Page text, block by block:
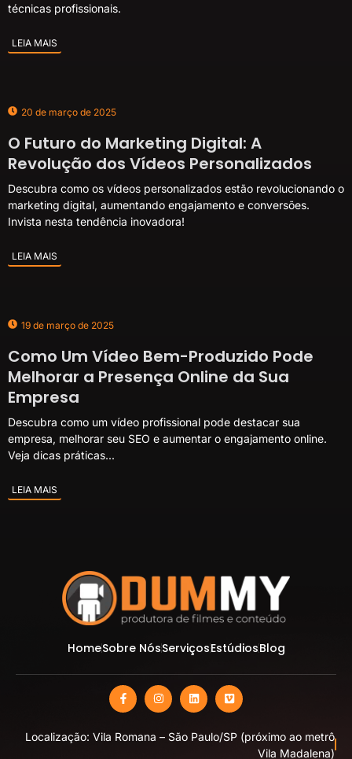
técnicas profissionais.
LEIA MAIS
20 de março de 2025
O Futuro do Marketing Digital: A
Revolução dos Vídeos Personalizados
Descubra como os vídeos personalizados estão revolucionando o
marketing digital, aumentando engajamento e conversões.
Invista nesta tendência inovadora!
LEIA MAIS
19 de março de 2025
Como Um Vídeo Bem-Produzido Pode
Melhorar a Presença Online da Sua
Empresa
Descubra como um vídeo profissional pode destacar sua
empresa, melhorar seu SEO e aumentar o engajamento online.
Veja dicas práticas...
LEIA MAIS
HomeSobre NósServiçosEstúdiosBlog
Localização: Vila Romana – São Paulo/SP (próximo ao metrô
Vila Madalena)